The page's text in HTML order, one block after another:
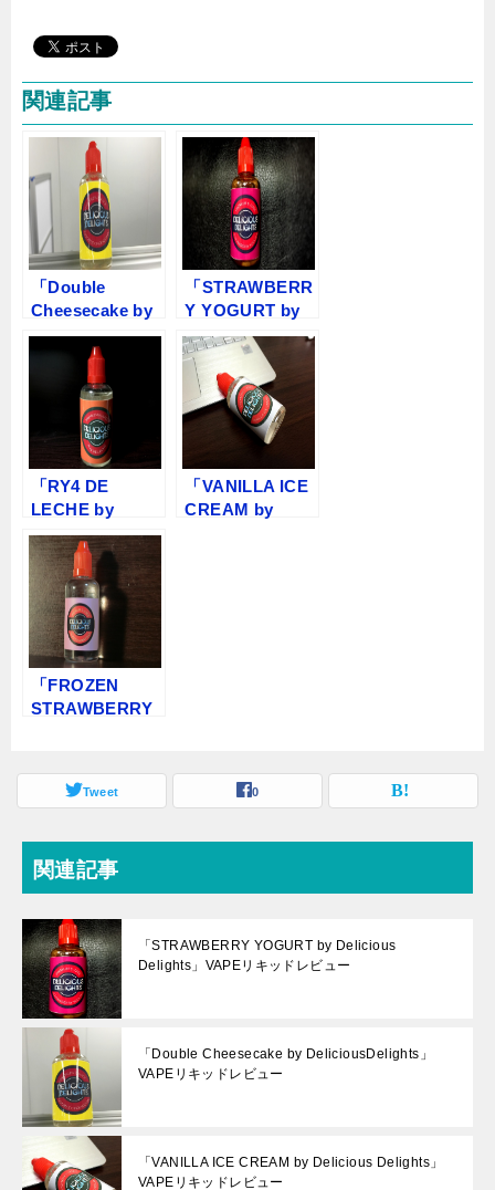
関連記事
「Double
Cheesecake by
DeliciousDeligh
ts」VAPEリキッ
ドレビュー
「STRAWBERR
Y YOGURT by
Delicious
Delights」VAPE
リキッドレビュ
ー
「RY4 DE
LECHE by
Delicious
Delights」VAPE
リキッドレビュ
ー
「VANILLA ICE
CREAM by
「FROZEN
STRAWBERRY
ts」リキッドレ
ビュー Tweet 0
関連記事
「STRAWBERRY YOGURT by Delicious
Delights」VAPEリキッドレビュー
「Double Cheesecake by DeliciousDelights」
VAPEリキッドレビュー
「VANILLA ICE CREAM by Delicious Delights」
VAPEリキッドレビュー